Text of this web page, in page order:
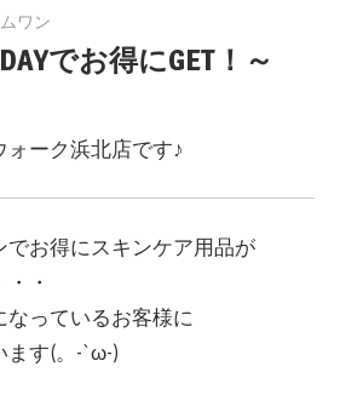
ワン
でお得にGET！～
ーク浜北店です♪
でお得にスキンケア用品が
・
なっているお客様に
ます(。-`ω-)